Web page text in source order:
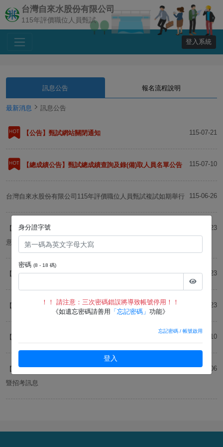
台灣自來水股份有限公司
115年評價職位人員甄試
登入系統
訊息公告 報名流程說明
最新消息 訊息公告
【公告】甄試網站關閉通知 115-07-21
【總成績公告】甄試總成績查詢及錄(備)取人員名單公告 115-07-10
台灣自來水股份有限公司115年評價職位人員甄試複試如期舉行 115-06-26
【第二試】第二試入場通知書、各項文件檢核表下載及應試注
意事項
115-06-23
【第二試】操作類乙術科相關注意事項 115-06-23
【第二試】體能測試相關說明 115-06-23
【初試】筆試成績查詢 115-06-10
【簡章】台灣自來水股份有限公司115年評價職位人員甄試簡章
暨招考訊息
115-03-06
身分證字號
密碼 (8 - 18 碼)
！！ 請注意：三次密碼錯誤將導致帳號停用！！
《如遺忘密碼請善用 「忘記密碼」 功能》
忘記密碼 / 帳號啟用
登入